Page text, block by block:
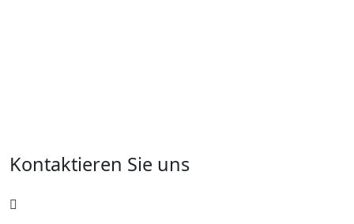
Kontaktieren Sie uns